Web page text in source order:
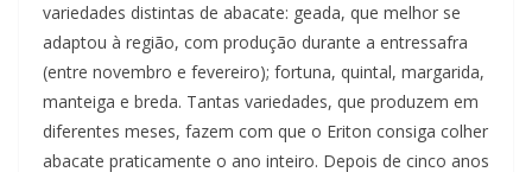
variedades distintas de abacate: geada, que melhor se
adaptou à região, com produção durante a entressafra
(entre novembro e fevereiro); fortuna, quintal, margarida,
manteiga e breda. Tantas variedades, que produzem em
diferentes meses, fazem com que o Eriton consiga colher
abacate praticamente o ano inteiro. Depois de cinco anos